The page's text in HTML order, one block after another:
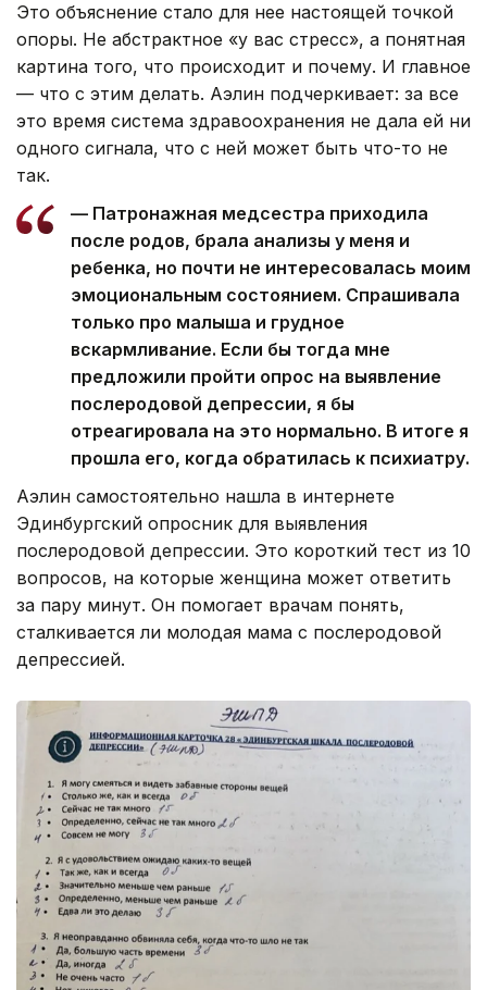
Это объяснение стало для нее настоящей точкой
опоры. Не абстрактное «у вас стресс», а понятная
картина того, что происходит и почему. И главное
— что с этим делать. Аэлин подчеркивает: за все
это время система здравоохранения не дала ей ни
одного сигнала, что с ней может быть что-то не
так.
— Патронажная медсестра приходила
после родов, брала анализы у меня и
ребенка, но почти не интересовалась моим
эмоциональным состоянием. Спрашивала
только про малыша и грудное
вскармливание. Если бы тогда мне
предложили пройти опрос на выявление
послеродовой депрессии, я бы
отреагировала на это нормально. В итоге я
прошла его, когда обратилась к психиатру.
Аэлин самостоятельно нашла в интернете
Эдинбургский опросник для выявления
послеродовой депрессии. Это короткий тест из 10
вопросов, на которые женщина может ответить
за пару минут. Он помогает врачам понять,
сталкивается ли молодая мама с послеродовой
депрессией.